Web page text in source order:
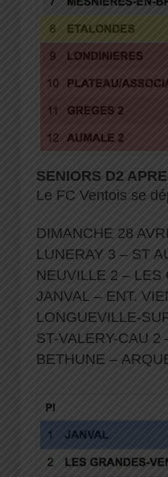
SENIORS D2
Le FC Ventois se
DIMANCHE 28
LUNERAY 3 – ST
NEUVILLE 2 – LES
JANVAL – ENT.
LONGUEVILLE-
ST-VALERY-CAU
BETHUNE –